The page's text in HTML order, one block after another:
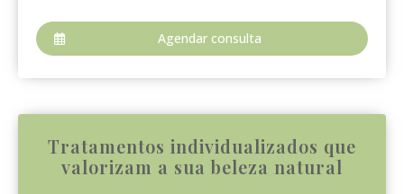
Agendar consulta
Tratamentos individualizados que
valorizam a sua beleza natural